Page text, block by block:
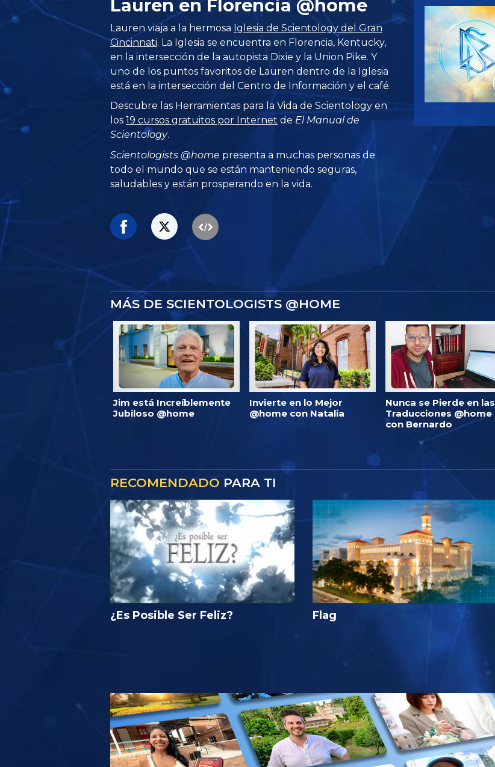
Lauren en Florencia @home
Lauren viaja a la hermosa Iglesia de Scientology del Gran
Cincinnati. La Iglesia se encuentra en Florencia, Kentucky,
en la intersección de la autopista Dixie y la Union Pike. Y
uno de los puntos favoritos de Lauren dentro de la Iglesia
está en la intersección del Centro de Información y el café.
Descubre las Herramientas para la Vida de Scientology en
los19 cursos gratuitos por Internet de El Manual de
Scientology.
Scientologists @home presenta a muchas personas de
todo el mundo que se están manteniendo seguras,
saludables y están prosperando en la vida.
MÁS DE SCIENTOLOGISTS @HOME
Jim está Increíblemente
Jubiloso @home
Invierte en lo Mejor
@home con Natalia
Nunca se Pierde en las
Traducciones @home
con Bernardo
RECOMENDADO PARA TI
¿Es Posible Ser Feliz? Flag